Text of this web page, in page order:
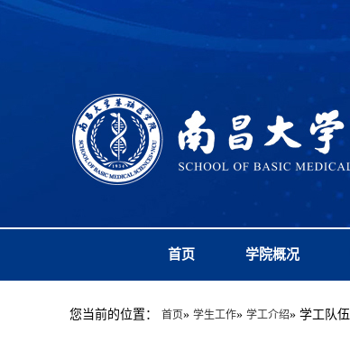
首页 学院概况
您当前的位置： 首页» 学生工作» 学工介绍» 学工队伍